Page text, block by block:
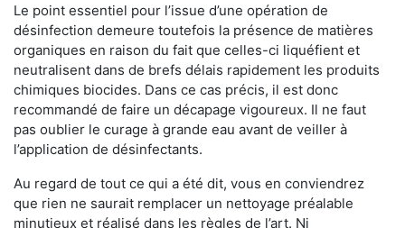
Le point essentiel pour l’issue d’une opération de
désinfection demeure toutefois la présence de matières
organiques en raison du fait que celles-ci liquéfient et
neutralisent dans de brefs délais rapidement les produits
chimiques biocides. Dans ce cas précis, il est donc
recommandé de faire un décapage vigoureux. Il ne faut
pas oublier le curage à grande eau avant de veiller à
l’application de désinfectants.
Au regard de tout ce qui a été dit, vous en conviendrez
que rien ne saurait remplacer un nettoyage préalable
minutieux et réalisé dans les règles de l’art. Ni